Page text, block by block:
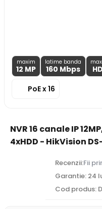
maxim
12 MP
latime banda
160 Mbps
PoE x 16
NVR 16 canale IP
4xHDD - HikVision
Recenzii:Fii
Garantie: 24
Cod produs: